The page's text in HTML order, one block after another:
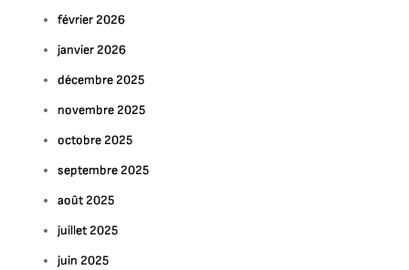
février 2026
janvier 2026
décembre 2025
novembre 2025
octobre 2025
septembre 2025
août 2025
juillet 2025
juin 2025